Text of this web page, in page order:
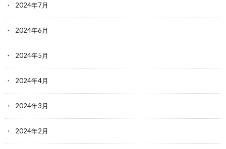
2024年7月
2024年6月
2024年5月
2024年4月
2024年3月
2024年2月